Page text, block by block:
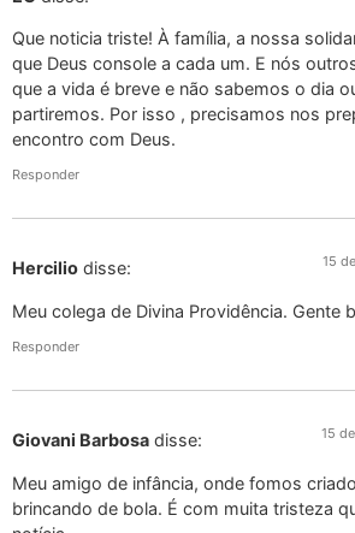
Que noticia triste! À família, a nossa
que Deus console a cada um. E nós
que a vida é breve e não sabemos o dia
partiremos. Por isso , precisamos nos
encontro com Deus.
Responder
Hercilio disse: 15
Meu colega de Divina Providência. Gente
Responder
Giovani Barbosa disse: 15
Meu amigo de infância, onde fomos
brincando de bola. É com muita tristeza